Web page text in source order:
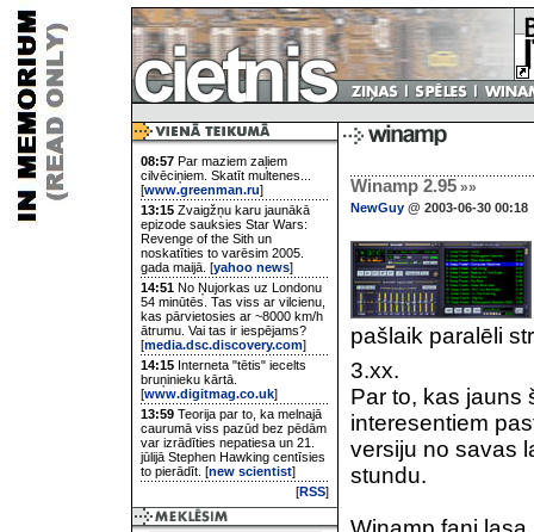
08:57 Par maziem zaļiem
cilvēciņiem. Skatīt multenes...
[www.greenman.ru]
13:15 Zvaigžņu karu jaunākā
epizode sauksies Star Wars:
Revenge of the Sith un
noskatīties to varēsim 2005.
gada maijā. [yahoo news]
14:51 No Ņujorkas uz Londonu
54 minūtēs. Tas viss ar vilcienu,
kas pārvietosies ar ~8000 km/h
ātrumu. Vai tas ir iespējams?
[media.dsc.discovery.com]
14:15 Interneta "tētis" iecelts
bruņinieku kārtā.
[www.digitmag.co.uk]
13:59 Teorija par to, ka melnajā
caurumā viss pazūd bez pēdām
var izrādīties nepatiesa un 21.
jūlijā Stephen Hawking centīsies
to pierādīt. [new scientist]
[RSS]
Winamp 2.95 »»
NewGuy @ 2003-06-30 00:18
pašlaik paralēli
3.xx.
Par to, kas jauns
interesentiem
versiju no savas
stundu.